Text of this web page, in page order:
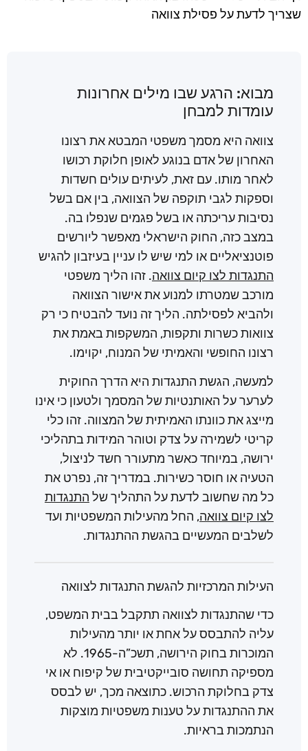
שצריך לדעת על פסילת צוואה
מבוא: הרגע שבו מילים אחרונות
עומדות למבחן
צוואה היא מסמך משפטי המבטא את רצונו
האחרון של אדם בנוגע לאופן חלוקת רכושו
לאחר מותו. עם זאת, לעיתים עולים חשדות
וספקות לגבי תוקפה של הצוואה, בין אם בשל
נסיבות עריכתה או בשל פגמים שנפלו בה.
במצב כזה, החוק הישראלי מאפשר ליורשים
פוטנציאליים או למי שיש לו עניין בעיזבון להגיש
התנגדות לצו קיום צוואה. זהו הליך משפטי
מורכב שמטרתו למנוע את אישור הצוואה
ולהביא לפסילתה. הליך זה נועד להבטיח כי רק
צוואות כשרות ותקפות, המשקפות באמת את
רצונו החופשי והאמיתי של המנוח, יקוימו.
למעשה, הגשת התנגדות היא הדרך החוקית
לערער על האותנטיות של המסמך ולטעון כי אינו
מייצג את כוונתו האמיתית של המצווה. זהו כלי
קריטי לשמירה על צדק וטוהר המידות בתהליכי
ירושה, במיוחד כאשר מתעורר חשד לניצול,
הטעיה או חוסר כשירות. במדריך זה, נפרט את
כל מה שחשוב לדעת על התהליך של התנגדות
לצו קיום צוואה, החל מהעילות המשפטיות ועד
לשלבים המעשיים בהגשת ההתנגדות.
העילות המרכזיות להגשת התנגדות לצוואה
כדי שהתנגדות לצוואה תתקבל בבית המשפט,
עליה להתבסס על אחת או יותר מהעילות
המוכרות בחוק הירושה, תשכ”ה-1965. לא
מספיקה תחושה סובייקטיבית של קיפוח או אי
צדק בחלוקת הרכוש. כתוצאה מכך, יש לבסס
את ההתנגדות על טענות משפטיות מוצקות
הנתמכות בראיות.